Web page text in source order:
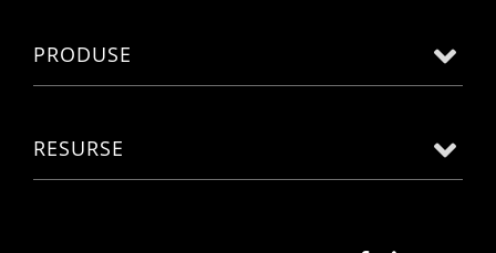
PRODUSE
RESURSE